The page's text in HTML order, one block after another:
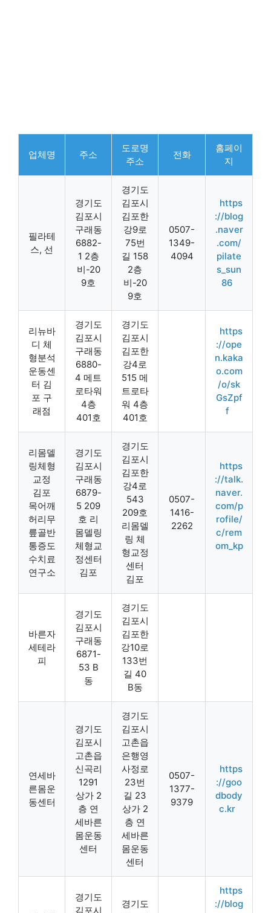
업체명 주소
도로명
주소
전화
홈페이
지
필라테
스, 선
경기도
김포시
구래동
6882-
1 2층
비-20
9호
경기도
김포시
김포한
강9로
75번
길 158
2층
비-20
9호
0507-
1349-
4094
https
://blog
.naver
.com/
pilate
s_sun
86
리뉴바
디 체
형분석
운동센
터 김
포 구
래점
경기도
김포시
구래동
6880-
4 메트
로타워
4층
401호
경기도
김포시
김포한
강4로
515 메
트로타
워 4층
401호
https
://ope
n.kaka
o.com
/o/sk
GsZpf
f
리몸델
링체형
교정
김포
목어깨
허리무
릎골반
통증도
수치료
연구소
경기도
김포시
구래동
6879-
5 209
호 리
몸델링
체형교
정센터
김포
경기도
김포시
김포한
강4로
543
209호
리몸델
링 체
형교정
센터
김포
0507-
1416-
2262
https
://talk.
naver.
com/p
rofile/
c/rem
om_kp
바른자
세테라
피
경기도
김포시
구래동
6871-
53 B
동
경기도
김포시
김포한
강10로
133번
길 40
B동
연세바
른몸운
동센터
경기도
김포시
고촌읍
신곡리
1291
상가 2
층 연
세바른
몸운동
센터
경기도
김포시
고촌읍
은행영
사정로
23번
길 23
상가 2
층 연
세바른
몸운동
센터
0507-
1377-
9379
https
://goo
dbody
c.kr
경기도
김포시
경기도
https
://blog